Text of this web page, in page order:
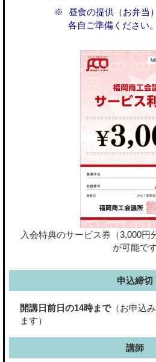
昼食の提供（お弁当
各自ご準備ください。
入会特典のサービス券（3,000円
が可能です
申込締切
開講日前日の14時まで（お申込
ます）
講師